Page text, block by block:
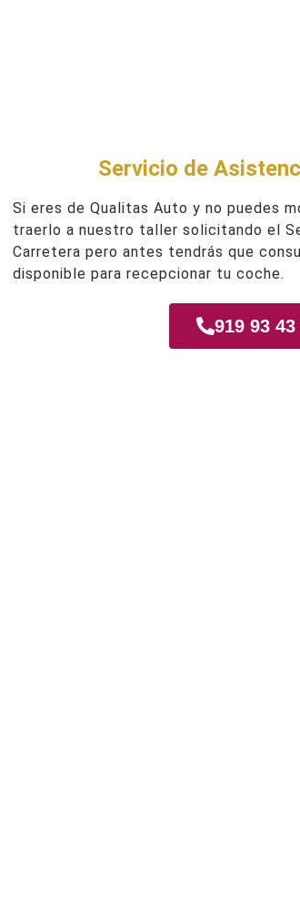
Servicio de
Si eres de Qualitas Auto y no puedes
traerlo a nuestro taller solicitando el
Carretera pero antes tendrás que
disponible para recepcionar tu coche.
919 93 43